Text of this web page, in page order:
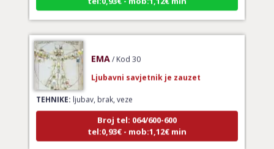
TEHNIKE:ljubav, brak, veze
Broj tel: 064/600-600
tel:0,93€ - mob:1,12€ min